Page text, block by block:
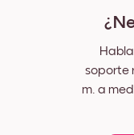
soporte
m. a